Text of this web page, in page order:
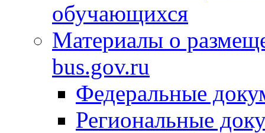
обучающихся
Материалы о
bus.gov.ru
Федеральные
Региональные